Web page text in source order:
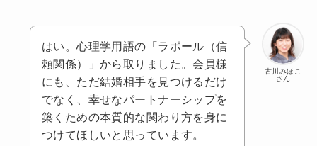
古川みほこ
さん
はい。心理学用語の「ラポール（信
頼関係）」から取りました。会員様
にも、ただ結婚相手を見つけるだけ
でなく、幸せなパートナーシップを
築くための本質的な関わり方を身に
つけてほしいと思っています。